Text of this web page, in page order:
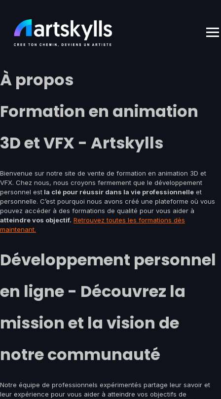
content
À propos
Formation en animation
3D et VFX - Artskylls
Bienvenue sur notre site de vente de formation en animation 3D et
VFX. Chez nous, nous croyons fermement que le développement
personnel est la clé pour réussir dans la vie professionnelle et
personnelle. C’est pourquoi nous avons créé une plateforme où vous
pouvez accéder à des formations de qualité pour vous aider à
atteindre vos objectif. Retrouvez toutes les formations dès
maintenant.
Développement personnel
en ligne - Découvrez la
mission et la vision de
notre communauté
Notre équipe de professionnels expérimentés partage leur savoir et
leur expérience pour vous aider à atteindre vos objectifs de